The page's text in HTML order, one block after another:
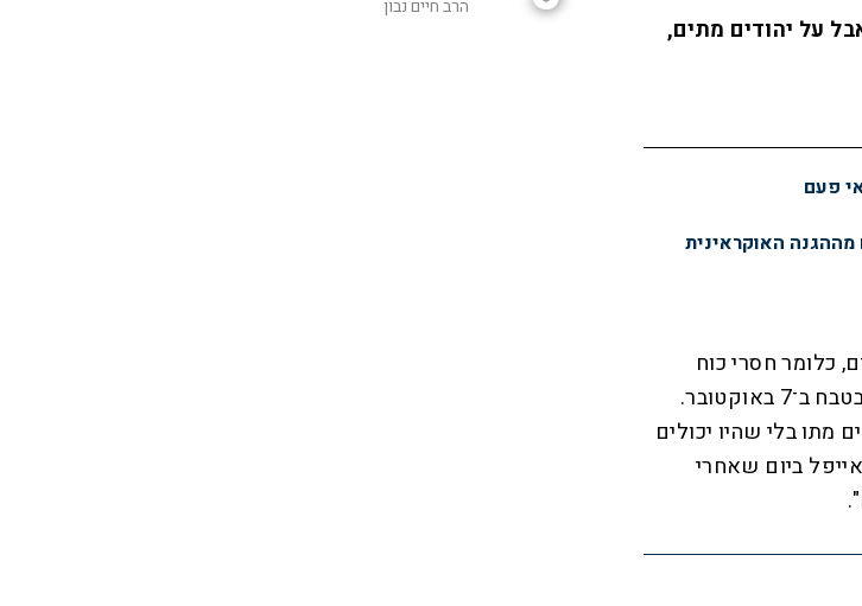
על יהודים מתים,
פעם
מההגנה האוקראינית
כלומר חסרי כוח
פוליטי או פשוט מתים. זה מה שקסם כל כך לאנשים בטבח ב־7 באוקטובר.
מתו בלי שהיו יכולים
ביום שאחרי
הרב חיים נבון